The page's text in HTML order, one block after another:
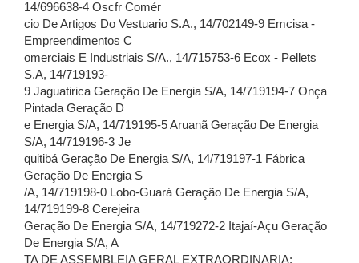
14/696638-4 Oscfr Comér
cio De Artigos Do Vestuario S.A., 14/702149-9 Emcisa -
Empreendimentos C
omerciais E Industriais S/A., 14/715753-6 Ecox - Pellets
S.A, 14/719193-
9 Jaguatirica Geração De Energia S/A, 14/719194-7 Onça
Pintada Geração D
e Energia S/A, 14/719195-5 Aruanã Geração De Energia
S/A, 14/719196-3 Je
quitibá Geração De Energia S/A, 14/719197-1 Fábrica
Geração De Energia S
/A, 14/719198-0 Lobo-Guará Geração De Energia S/A,
14/719199-8 Cerejeira
Geração De Energia S/A, 14/719272-2 Itajaí-Açu Geração
De Energia S/A, A
TA DE ASSEMBLEIA GERAL EXTRAORDINARIA: